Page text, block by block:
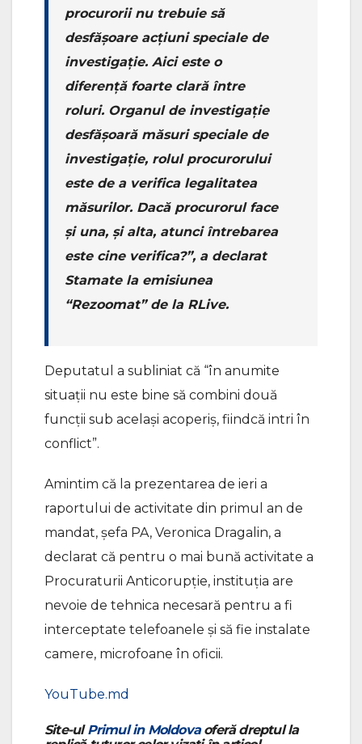
procurorii nu trebuie să
desfășoare acțiuni speciale de
investigație. Aici este o
diferență foarte clară între
roluri. Organul de investigație
desfășoară măsuri speciale de
investigație, rolul procurorului
este de a verifica legalitatea
măsurilor. Dacă procurorul face
și una, și alta, atunci întrebarea
este cine verifica?”, a declarat
Stamate la emisiunea
“Rezoomat” de la RLive.
Deputatul a subliniat că “în anumite
situații nu este bine să combini două
funcții sub același acoperiș, fiindcă intri în
conflict”.
Amintim că la prezentarea de ieri a
raportului de activitate din primul an de
mandat, șefa PA, Veronica Dragalin, a
declarat că pentru o mai bună activitate a
Procuraturii Anticorupție, instituția are
nevoie de tehnica necesară pentru a fi
interceptate telefoanele și să fie instalate
camere, microfoane în oficii.
YouTube.md
Site-ulPrimul in Moldovaoferă dreptul la